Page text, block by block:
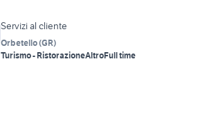
Servizi al cliente
Orbetello(GR)
Turismo - RistorazioneAltroFull time